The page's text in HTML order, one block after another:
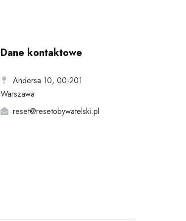
Dane kontaktowe
Andersa 10, 00-201
Warszawa
reset@resetobywatelski.pl